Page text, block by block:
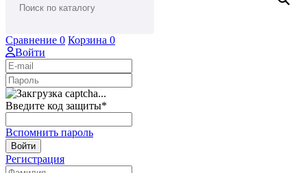
Сравнение 0 Корзина 0
Войти
Введите код защиты*
Вспомнить пароль
Войти
Регистрация